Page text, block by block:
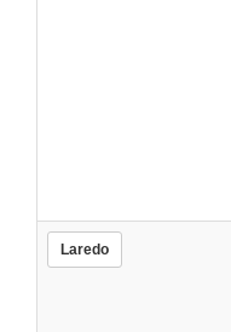
Laredo